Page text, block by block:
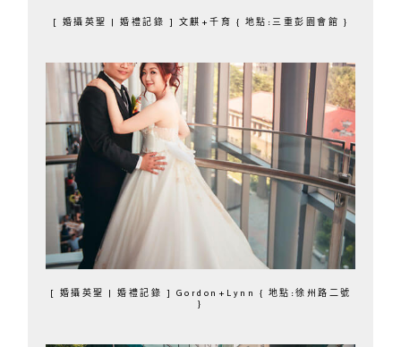
[ 婚攝英聖 | 婚禮記錄 ] 文麒+千育 { 地點:三重彭園會館 }
[ 婚攝英聖 | 婚禮記錄 ] Gordon+Lynn { 地點:徐州路二號
}